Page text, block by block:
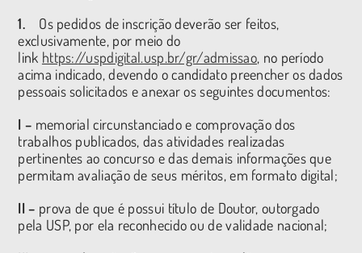
1. Os pedidos de inscrição deverão ser feitos,
exclusivamente, por meio do
link https://uspdigital.usp.br/gr/admissao, no período
acima indicado, devendo o candidato preencher os dados
pessoais solicitados e anexar os seguintes documentos:
I – memorial circunstanciado e comprovação dos
trabalhos publicados, das atividades realizadas
pertinentes ao concurso e das demais informações que
permitam avaliação de seus méritos, em formato digital;
II – prova de que é possui título de Doutor, outorgado
pela USP, por ela reconhecido ou de validade nacional;